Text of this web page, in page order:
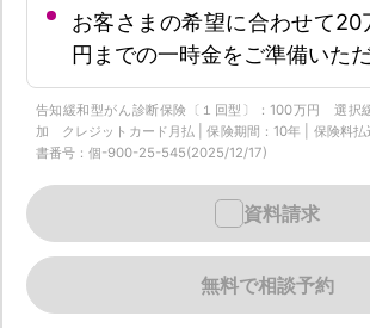
お客さまの希望に合わせて
円までの一時金をご準備いた
告知緩和型がん診断保険〔１回型〕：100万円 選択
加 クレジットカード月払 | 保険期間：10年 | 保険料払
書番号：個-900-25-545(2025/12/17)
無料で相談予約
資料請求